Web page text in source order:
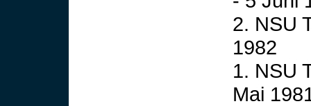
2. NSU
1982
1. NSU
Mai